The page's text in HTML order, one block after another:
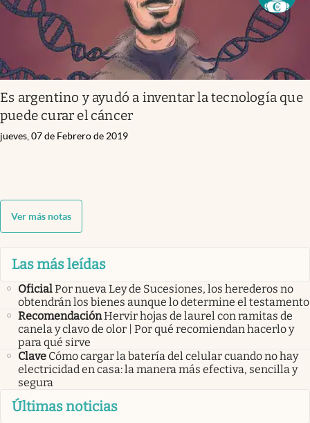
Es argentino y ayudó a inventar la tecnología que
puede curar el cáncer
jueves, 07 de Febrero de 2019
Ver más notas
Las más leídas
OficialPor nueva Ley de Sucesiones, los herederos no
obtendrán los bienes aunque lo determine el testamento
RecomendaciónHervir hojas de laurel con ramitas de
canela y clavo de olor | Por qué recomiendan hacerlo y
para qué sirve
Clave Cómo cargar la batería del celular cuando no hay
electricidad en casa: la manera más efectiva, sencilla y
segura
Últimas noticias